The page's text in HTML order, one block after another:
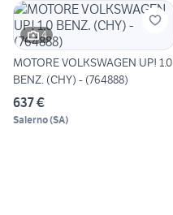
4
MOTORE VOLKSWAGEN UP! 1.0
BENZ. (CHY) - (764888)
637 €
Salerno(SA)